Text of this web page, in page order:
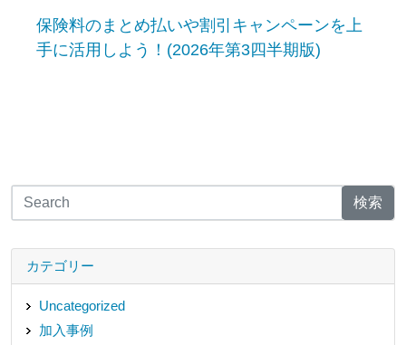
保険料のまとめ払いや割引キャンペーンを上
手に活用しよう！(2026年第3四半期版)
検索
カテゴリー
Uncategorized
加入事例